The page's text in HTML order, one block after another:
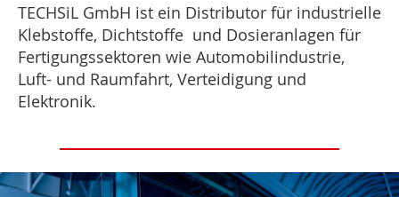
TECHSiL GmbH ist ein Distributor für industrielle
Klebstoffe, Dichtstoffe und Dosieranlagen für
Fertigungssektoren wie Automobilindustrie,
Luft- und Raumfahrt, Verteidigung und
Elektronik.